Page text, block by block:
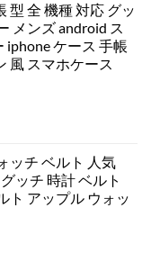
型 全 機種 対応 グッ
メンズ android ス
iphone ケース 手帳
風 スマホケース
ッチ ベルト 人気
ッチ 時計 ベルト
ト アップル ウォッ